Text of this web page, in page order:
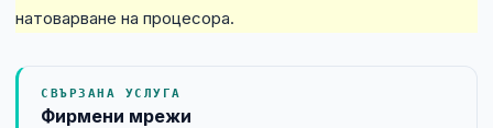
натоварване на процесора.
СВЪРЗАНА УСЛУГА
Фирмени мрежи